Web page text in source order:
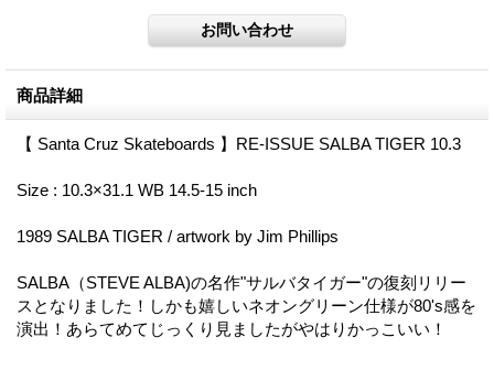
商品詳細
【 Santa Cruz Skateboards 】RE-ISSUE SALBA TIGER 10.3
Size : 10.3×31.1 WB 14.5-15 inch
1989 SALBA TIGER / artwork by Jim Phillips
SALBA（STEVE ALBA)の名作"サルバタイガー"の復刻リリー
スとなりました！しかも嬉しいネオングリーン仕様が80's感を
演出！あらてめてじっくり見ましたがやはりかっこいい！